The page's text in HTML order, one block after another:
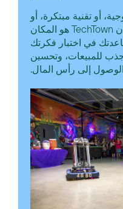
أو تقنية مبتكرة، أو
شركة تكنولوجية ناشئة، فإن TechTown هو المكان
في اختبار فكرتك
للمبيعات، وتحسين
إلى رأس المال.